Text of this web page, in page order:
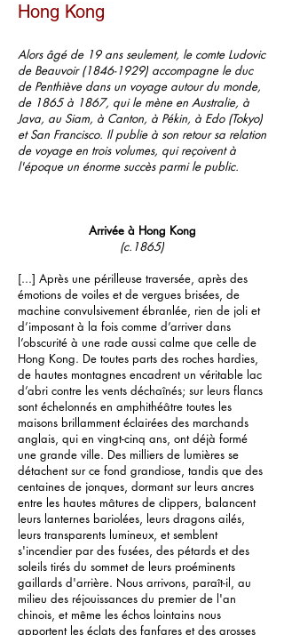
Hong Kong
Alors âgé de 19 ans seulement, le comte Ludovic
de Beauvoir(1846-1929) accompagne le duc
de Penthiève dans un voyage autour du monde,
de 1865 à 1867, qui le mène en Australie, à
Java, au Siam, à Canton, à Pékin, à Edo (Tokyo)
et San Francisco. Il publie à son retour sa relation
de voyage en trois volumes, qui reçoivent à
l'époque un énorme succès parmi le public.
Arrivée à Hong Kong
(c.1865)
[...] Après une périlleuse traversée, après des
émotions de voiles et de vergues brisées, de
machine convulsivement ébranlée, rien de joli et
d’imposant à la fois comme d’arriver dans
l’obscurité à une rade aussi calme que celle de
Hong Kong. De toutes parts des roches hardies,
de hautes montagnes encadrent un véritable lac
d’abri contre les vents déchaînés; sur leurs flancs
sont échelonnés en amphithéâtre toutes les
maisons brillamment éclairées des marchands
anglais, qui en vingt-cinq ans, ont déjà formé
une grande ville. Des milliers de lumières se
détachent sur ce fond grandiose, tandis que des
centaines de jonques, dormant sur leurs ancres
entre les hautes mâtures de clippers, balancent
leurs lanternes bariolées, leurs dragons ailés,
leurs transparents lumineux, et semblent
s'incendier par des fusées, des pétards et des
soleils tirés du sommet de leurs proéminents
gaillards d'arrière. Nous arrivons, paraît-il, au
milieu des réjouissances du premier de l'an
chinois, et même les échos lointains nous
apportent les éclats des fanfares et des grosses